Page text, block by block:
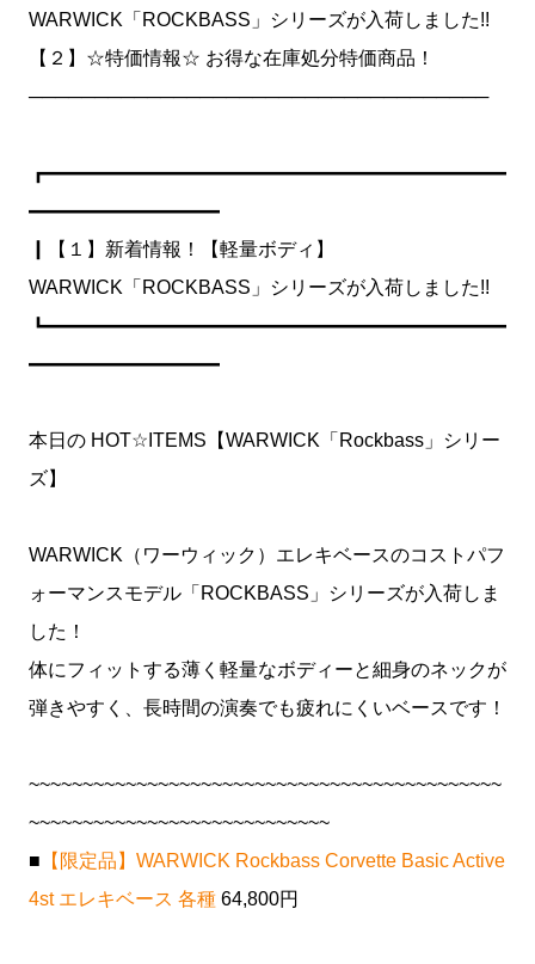
WARWICK「ROCKBASS」シリーズが入荷しました!!
【２】☆特価情報☆ お得な在庫処分特価商品！
───────────────────────────────────
┏━━━━━━━━━━━━━━━━━━━━━━━━
━━━━━━━━━━
┃【１】新着情報！【軽量ボディ】
WARWICK「ROCKBASS」シリーズが入荷しました!!
┗━━━━━━━━━━━━━━━━━━━━━━━━
━━━━━━━━━━
本日の HOT☆ITEMS【WARWICK「Rockbass」シリー
ズ】
WARWICK（ワーウィック）エレキベースのコストパフ
ォーマンスモデル「ROCKBASS」シリーズが入荷しま
した！
体にフィットする薄く軽量なボディーと細身のネックが
弾きやすく、長時間の演奏でも疲れにくいベースです！
~~~~~~~~~~~~~~~~~~~~~~~~~~~~~~~~~~~~~~~~~~~~
~~~~~~~~~~~~~~~~~~~~~~~~~~~~
■ 【限定品】WARWICK Rockbass Corvette Basic Active
4st エレキベース 各種 64,800円